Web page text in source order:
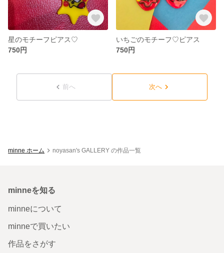
星のモチーフピアス♡
750円
いちごのモチーフ♡ピアス
750円
前へ 次へ
minne ホーム noyasan's GALLERY の作品一覧
minneを知る
minneについて
minneで買いたい
作品をさがす